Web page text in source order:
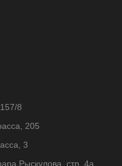
8
205
3
Рыскулова, стр. 4а